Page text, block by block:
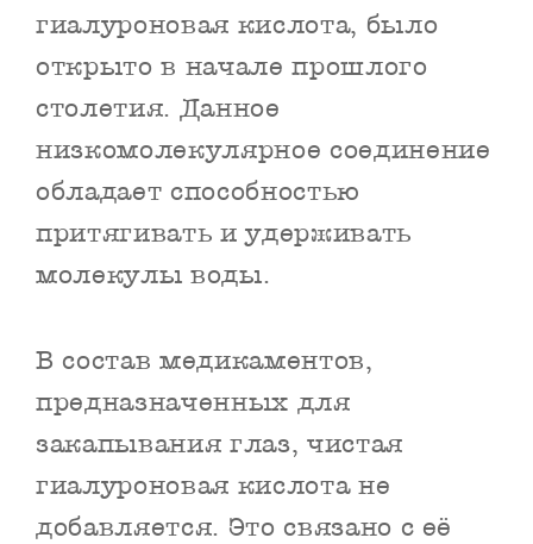
гиалуроновая кислота, было
открыто в начале прошлого
столетия. Данное
низкомолекулярное соединение
обладает способностью
притягивать и удерживать
молекулы воды.
В состав медикаментов,
предназначенных для
закапывания глаз, чистая
гиалуроновая кислота не
добавляется. Это связано с её